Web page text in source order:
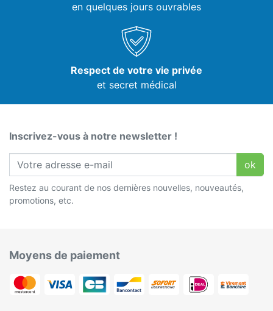
en quelques jours ouvrables
Respect de votre vie privée
et secret médical
Inscrivez-vous à notre newsletter !
ok
Restez au courant de nos dernières nouvelles, nouveautés,
promotions, etc.
Moyens de paiement